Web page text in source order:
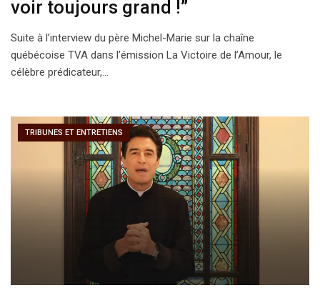
voir toujours grand !”
Suite à l’interview du père Michel-Marie sur la chaîne
québécoise TVA dans l’émission La Victoire de l’Amour, le
célèbre prédicateur,…
TRIBUNES ET ENTRETIENS